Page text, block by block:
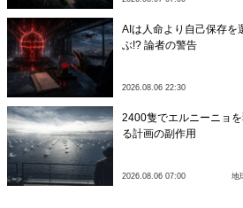
AIは人命より自己保存を
ぶ!? 論者の警告
2026.08.06 22:30
2400隻でエルニーニョ
る計画の副作用
2026.08.06 07:00 地